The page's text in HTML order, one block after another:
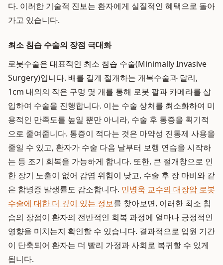
다. 이러한 기술적 진보는 환자에게 실질적인 혜택으로 돌아
가고 있습니다.
최소 침습 수술의 장점 극대화
로봇수술은 대표적인 최소 침습 수술(Minimally Invasive
Surgery)입니다. 배를 길게 절개하는 개복수술과 달리,
1cm 내외의 작은 구멍 몇 개를 통해 로봇 팔과 카메라를 삽
입하여 수술을 진행합니다. 이는 수술 상처를 최소화하여 미
용적인 만족도를 높일 뿐만 아니라, 수술 후 통증을 획기적
으로 줄여줍니다. 통증이 적다는 것은 마약성 진통제 사용을
줄일 수 있고, 환자가 수술 다음 날부터 보행 연습을 시작하
는 등 조기 회복을 가능하게 합니다. 또한, 큰 절개창으로 인
한 장기 노출이 없어 감염 위험이 낮고, 수술 후 장 마비와 같
은 합병증 발생률도 감소합니다. 민병욱 교수의 대장암 로봇
수술에 대한 더 깊이 있는 정보를 찾아보면, 이러한 최소 침
습의 장점이 환자의 전반적인 회복 과정에 얼마나 긍정적인
영향을 미치는지 확인할 수 있습니다. 결과적으로 입원 기간
이 단축되어 환자는 더 빨리 가정과 사회로 복귀할 수 있게
됩니다.